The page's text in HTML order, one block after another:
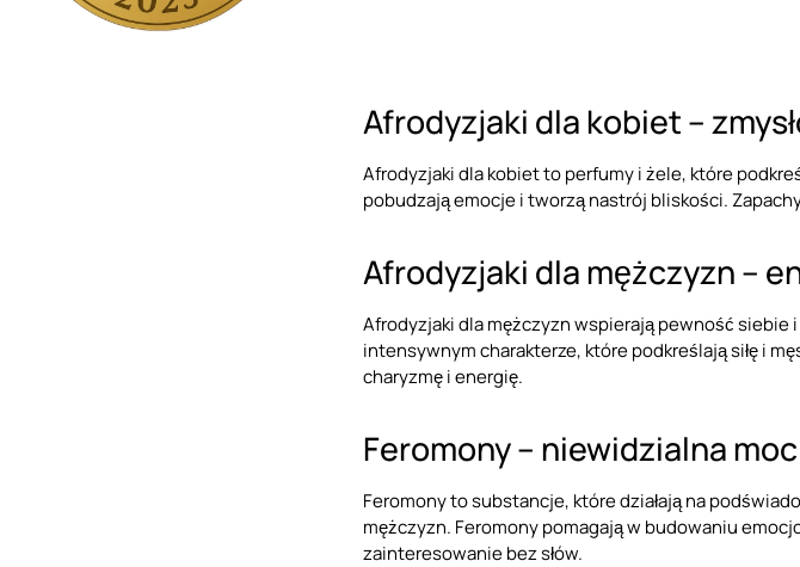
Afrodyzjaki dla kobiet –
Afrodyzjaki dla kobiet to perfumy i żele, które
pobudzają emocje i tworzą nastrój bliskości.
Afrodyzjaki dla mężczyzn –
Afrodyzjaki dla mężczyzn wspierają pewność siebie
intensywnym charakterze, które podkreślają siłę i
charyzmę i energię.
Feromony – niewidzialna
Feromony to substancje, które działają na
mężczyzn. Feromony pomagają w budowaniu
zainteresowanie bez słów.